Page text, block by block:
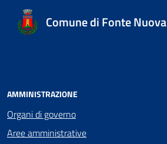
Comune di Fonte Nuova
AMMINISTRAZIONE
Organi di governo
Aree amministrative